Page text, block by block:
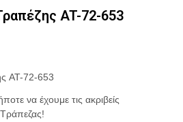
AT-72-653
AT-72-653
να έχουμε τις ακριβείς